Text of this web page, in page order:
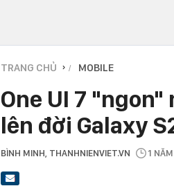
TRANG CHỦ › MOBILE
One UI 7
lên đời Galaxy
BÌNH MINH , THANHNIENVIET.VN 1